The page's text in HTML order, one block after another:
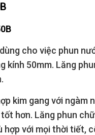
cho việc phun
50mm. Lăng
kim gang với
hơn. Lăng phun
hợp với mọi thời